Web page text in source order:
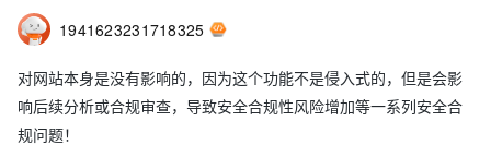
1941623231718325
对网站本身是没有影响的，因为这个功能不是侵入式的，但是会影
响后续分析或合规审查，导致安全合规性风险增加等一系列安全合
规问题！